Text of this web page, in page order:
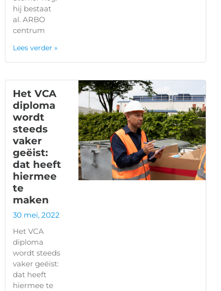
hij bestaat
al. ARBO
centrum
Lees verder »
Het VCA
diploma
wordt
steeds
vaker
geëist:
dat heeft
hiermee
te
maken
30 mei, 2022
Het VCA
diploma
wordt steeds
vaker geëist:
dat heeft
hiermee te